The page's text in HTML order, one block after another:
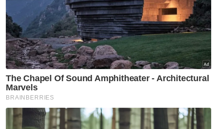
Masuk | Daftar VPoints:0
Krisis Makanan
Gandum